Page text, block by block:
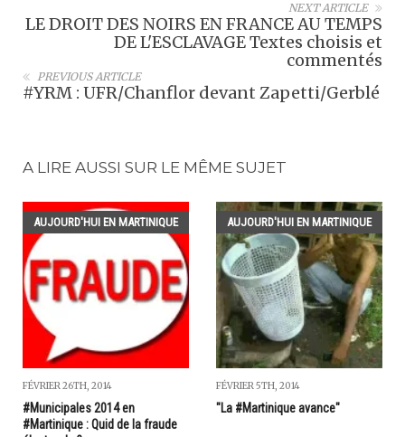
NEXT ARTICLE
LE DROIT DES NOIRS EN FRANCE AU TEMPS
DE L'ESCLAVAGE Textes choisis et
commentés
PREVIOUS ARTICLE
#YRM : UFR/Chanflor devant Zapetti/Gerblé
A LIRE AUSSI SUR LE MÊME SUJET
AUJOURD'HUI EN MARTINIQUE
FÉVRIER 26TH, 2014
#Municipales 2014 en
#Martinique : Quid de la fraude
AUJOURD'HUI EN MARTINIQUE
FÉVRIER 5TH, 2014
"La #Martinique avance"